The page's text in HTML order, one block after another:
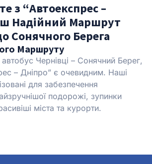
з “Автоекспрес –
Надійний Маршрут
Сонячного Берега
Маршруту
Чернівці – Сонячний Берег,
– Дніпро” є очевидним. Наші
для забезпечення
подорожі, зупинки
міста та курорти.